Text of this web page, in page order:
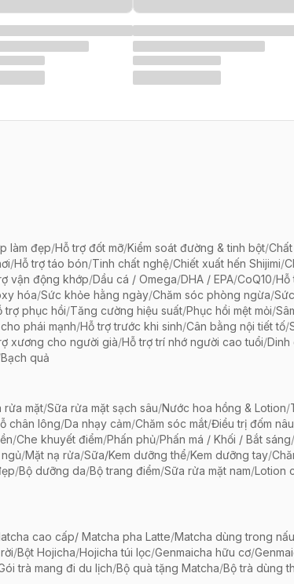
làm đẹp/Hỗ trợ đốt mỡ/Kiểm soát đường & tinh bột/
/Hỗ trợ táo bón/Tinh chất nghệ/Chiết xuất hến Shijimi/
vận động khớp/Dầu cá / Omega/DHA / EPA/CoQ10/Hỗ
hóa/Sức khỏe hằng ngày/Chăm sóc phòng ngừa/
trợ phục hồi/Tăng cường hiệu suất/Phục hồi mệt mỏi/
phái mạnh/Hỗ trợ trước khi sinh/Cân bằng nội tiết tố/
xương cho người già/Hỗ trợ trí nhớ người cao tuổi/Dinh
Bạch quả
rửa mặt/Sữa rửa mặt sạch sâu/Nước hoa hồng & Lotion/
chân lông/Da nhạy cảm/Chăm sóc mắt/Điều trị đốm
/Che khuyết điểm/Phấn phủ/Phấn má / Khối / Bắt sáng/
/Mặt nạ rửa/Sữa/Kem dưỡng thể/Kem dưỡng tay/
/Bộ dưỡng da/Bộ trang điểm/Sữa rửa mặt nam/Lotion
cao cấp/ Matcha pha Latte/Matcha dùng trong
/Bột Hojicha/Hojicha túi lọc/Genmaicha hữu cơ/
trà mang đi du lịch/Bộ quà tặng Matcha/Bộ trà dùng